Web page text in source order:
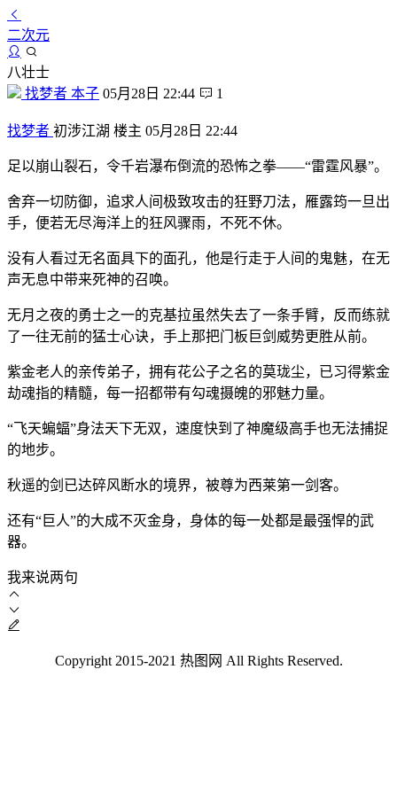
二次元
八壮士
找梦者 本子 05月28日 22:44 1
找梦者 初涉江湖 楼主 05月28日 22:44
足以崩山裂石，令千岩瀑布倒流的恐怖之拳——“雷霆风暴”。
舍弃一切防御，追求人间极致攻击的狂野刀法，雁露筠一旦出
手，便若无尽海洋上的狂风骤雨，不死不休。
没有人看过无名面具下的面孔，他是行走于人间的鬼魅，在无
声无息中带来死神的召唤。
无月之夜的勇士之一的克基拉虽然失去了一条手臂，反而练就
了一往无前的猛士心诀，手上那把门板巨剑威势更胜从前。
紫金老人的亲传弟子，拥有花公子之名的莫珑尘，已习得紫金
劫魂指的精髓，每一招都带有勾魂摄魄的邪魅力量。
“飞天蝙蝠”身法天下无双，速度快到了神魔级高手也无法捕捉
的地步。
秋遥的剑已达碎风断水的境界，被尊为西莱第一剑客。
还有“巨人”的大成不灭金身，身体的每一处都是最强悍的武
器。
我来说两句
Copyright 2015-2021 热图网 All Rights Reserved.